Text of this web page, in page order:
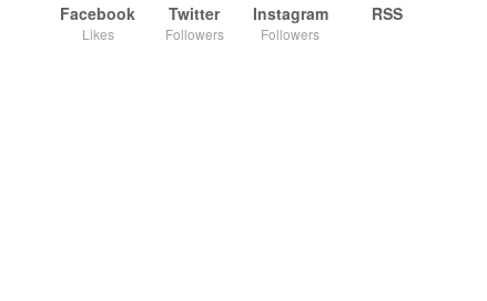
Facebook
Likes
Twitter
Followers
Instagram
Followers
RSS